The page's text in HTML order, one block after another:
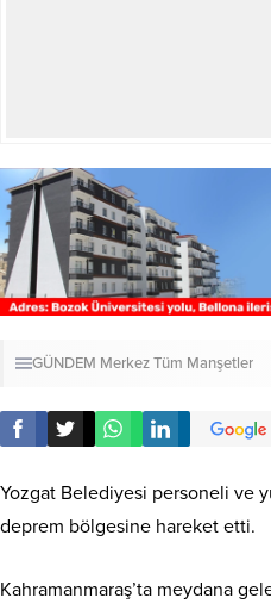
GÜNDEM MerkezTüm Manşetler
Yozgat Belediyesi personeli ve
deprem bölgesine hareket etti.
Kahramanmaraş’ta meydana